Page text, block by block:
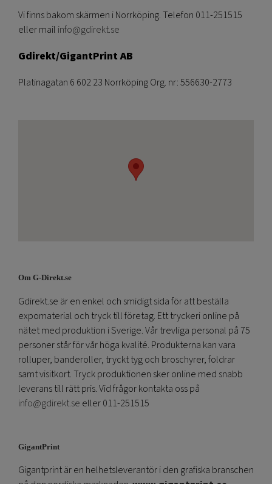
Vi finns bakom skärmen i Norrköping. Telefon 011-251515
eller mail info@gdirekt.se
Gdirekt/GigantPrint AB
Platinagatan 6 602 23 Norrköping Org. nr: 556630-2773
Om G-Direkt.se
Gdirekt.se är en enkel och smidigt sida för att beställa
expomaterial och tryck till företag. Ett tryckeri online på
nätet med produktion i Sverige. Vår trevliga personal på 75
personer står för vår höga kvalité. Produkterna kan vara
rolluper, banderoller, tryckt tyg och broschyrer, foldrar
samt visitkort. Tryck produktionen sker online med snabb
leverans till rätt pris. Vid frågor kontakta oss på
info@gdirekt.se eller 011-251515
GigantPrint
Gigantprint är en helhetsleverantör i den grafiska branschen